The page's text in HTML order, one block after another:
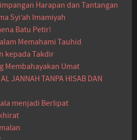
Harapan dan Tantangan
Syi’ah Imamiyah
Batu Petir!
Memahami Tauhid
kepada Takdir
Membahayakan Umat
JANNAH TANPA HISAB DAN
menjadi Berlipat